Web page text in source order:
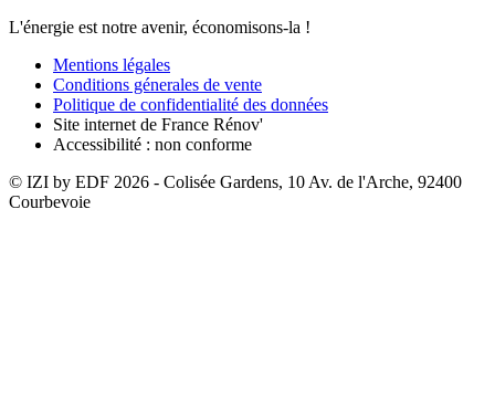
L'énergie est notre avenir, économisons-la !
Mentions légales
Conditions génerales de vente
Politique de confidentialité des données
Site internet de France Rénov'
Accessibilité : non conforme
© IZI by EDF 2026 - Colisée Gardens, 10 Av. de l'Arche, 92400
Courbevoie